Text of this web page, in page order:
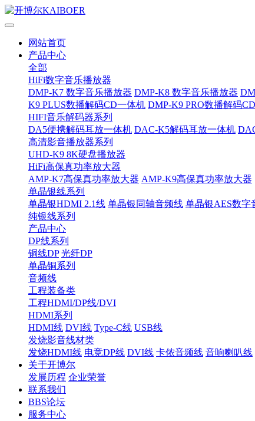
网站首页
产品中心
全部
HiFi数字音乐播放器
DMP-K7 数字音乐播放器 DMP-K8 数字音乐播放器
K9 PLUS数播解码CD一体机 DMP-K9 PRO数播解码
HIFI音乐解码器系列
DA5便携解码耳放一体机 DAC-K5解码耳放一体机
高清影音播放器系列
UHD-K9 8K硬盘播放器
HiFi高保真功率放大器
AMP-K7高保真功率放大器 AMP-K9高保真功率放大器
单晶银线系列
单晶银HDMI 2.1线 单晶银同轴音频线 单晶银AES数字
纯银线系列
产品中心
DP线系列
铜线DP 光纤DP
单晶铜系列
音频线
工程装备类
工程HDMI/DP线/DVI
HDMI系列
HDMI线 DVI线 Type-C线 USB线
发烧影音线材类
发烧HDMI线 电竞DP线 DVI线 卡侬音频线 音响喇叭线
关于开博尔
发展历程 企业荣誉
联系我们
BBS论坛
服务中心